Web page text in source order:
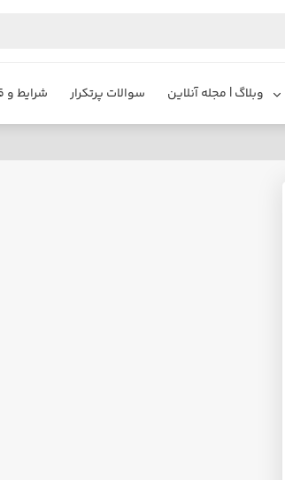
وبلاگ | مجله آنلاین سوالات پرتکرار شرایط و